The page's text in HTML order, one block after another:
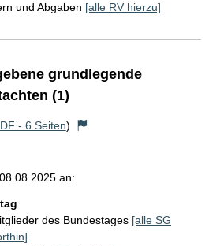
und Abgaben [alle RV hierzu]
grundlegende
(1)
- 6 Seiten)
an:
des Bundestages [alle SG